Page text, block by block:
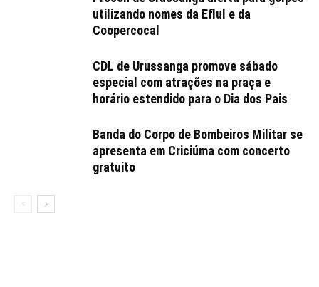
utilizando nomes da Eflul e da
Coopercocal
CDL de Urussanga promove sábado
especial com atrações na praça e
horário estendido para o Dia dos Pais
Banda do Corpo de Bombeiros Militar se
apresenta em Criciúma com concerto
gratuito